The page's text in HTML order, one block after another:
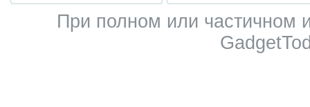
При полном или частичном